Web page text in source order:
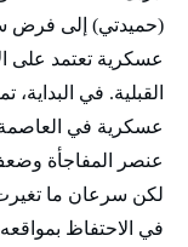
(حميدتي) إلى فرض
عسكرية تعتمد على
القبلية. في
عسكرية في
عنصر المفاجأة
لكن سرعان ما تغيرت
في الاحتفاظ